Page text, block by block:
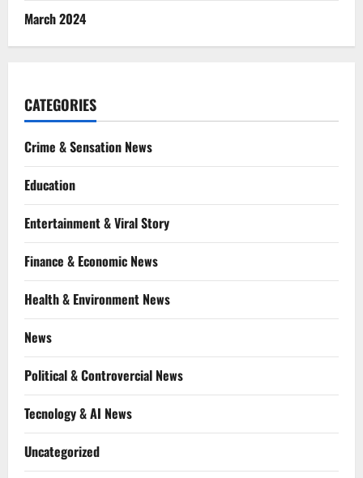
March 2024
CATEGORIES
Crime & Sensation News
Education
Entertainment & Viral Story
Finance & Economic News
Health & Environment News
News
Political & Controvercial News
Tecnology & AI News
Uncategorized